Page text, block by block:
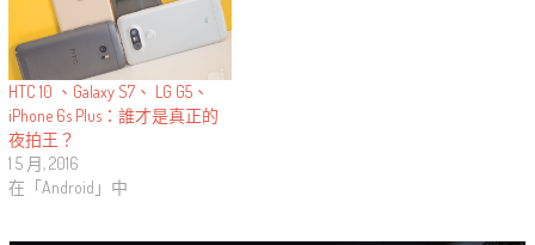
HTC 10 、Galaxy S7、 LG G5、
iPhone 6s Plus：誰才是真正的
夜拍王？
1 5 月, 2016
在「Android」中